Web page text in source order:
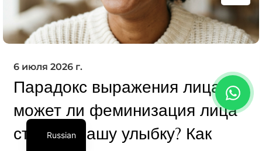
6 июля 2026 г.
Парадокс выражения лица:
может ли феминизация лица
стереть вашу улыбку? Как
Russian